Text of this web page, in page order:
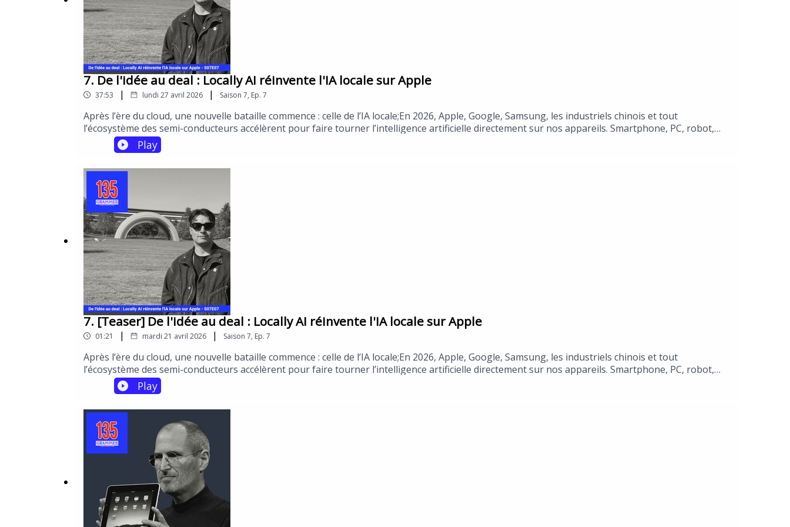
7. De l'idée au deal : Locally AI réinvente l'IA locale sur Apple
37:53 | lundi 27 avril 2026 | Saison 7, Ep. 7
Après l’ère du cloud, une nouvelle bataille commence : celle de l’IA locale;En 2026, Apple, Google, Samsung, les industriels chinois et tout
l’écosystème des semi-conducteurs accélèrent pour faire tourner l’intelligence artificielle directement sur nos appareils. Smartphone, PC, robot,
voiture... Demain : la puissance se rapproche de l’utilisateur. Pourquoi ce virage est stratégique ? Parce qu’il change tout : confidentialité, rapidité,
coûts, autonomie numérique… et partage de la valeur entre hardware, software et plateformes.Dans cet épisode de 135 grammes, analyse d’un
basculement mondial avec le témoignage d’un développeur déjà engagé sur ce terrain avec l'écosystème Apple. Une conversation avec Adrien
Grondin Fondateur de l'app Locally AI sur ce que sera l’IA de demain : moins distante, plus intégrée, plus invisible
Play
7. [Teaser] De l'idée au deal : Locally AI réinvente l'IA locale sur Apple
01:21 | mardi 21 avril 2026 | Saison 7, Ep. 7
Après l’ère du cloud, une nouvelle bataille commence : celle de l’IA locale;En 2026, Apple, Google, Samsung, les industriels chinois et tout
l’écosystème des semi-conducteurs accélèrent pour faire tourner l’intelligence artificielle directement sur nos appareils. Smartphone, PC, robot,
voiture... demain : la puissance se rapproche de l’utilisateur. Pourquoi ce virage est stratégique ? Parce qu’il change tout : confidentialité, rapidité,
coûts, autonomie numérique… et partage de la valeur entre hardware, software et plateformes.Dans cet épisode de 135 grammes, analyse d’un
basculement mondial avec le témoignage d’un développeur déjà engagé sur ce terrain avec l'écosystème Apple. Une conversation avec Adrien
Grondin Fondateur de l'app Locally AI sur ce que sera l’IA de demain : moins distante, plus intégrée, plus invisible
Play